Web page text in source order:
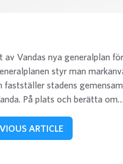
av Vandas nya generalplan
styr man
fastställer stadens
På plats och berätta om…
ARTICLE